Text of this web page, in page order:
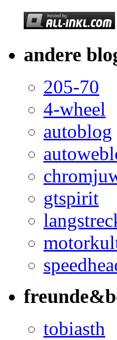
andere
205-70
4-wheel
autoblog
gtspirit
tobiasth